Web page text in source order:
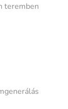
teremben